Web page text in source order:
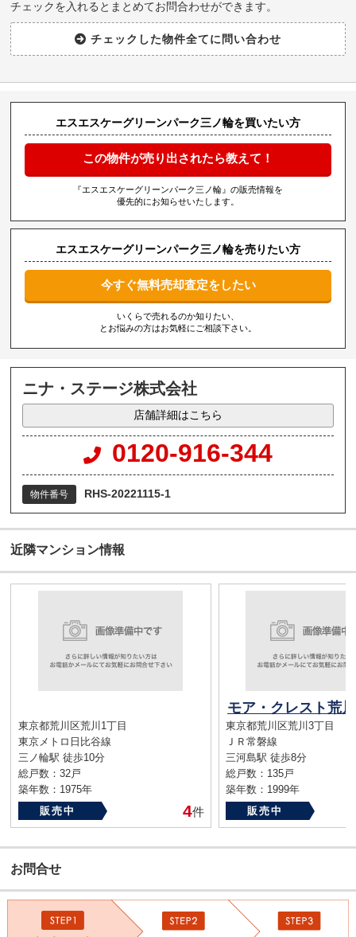
チェックを入れるとまとめてお問合わせができます。
エスエスケーグリーンパーク三ノ輪を買いたい方
この物件が売り出されたら教えて！
『エスエスケーグリーンパーク三ノ輪』の販売情報を
優先的にお知らせいたします。
エスエスケーグリーンパーク三ノ輪を売りたい方
今すぐ無料売却査定をしたい
いくらで売れるのか知りたい、
とお悩みの方はお気軽にご相談下さい。
ニナ・ステージ株式会社
店舗詳細はこちら
0120-916-344
物件番号 RHS-20221115-1
近隣マンション情報
東京都荒川区荒川1丁目
東京メトロ日比谷線
三ノ輪駅 徒歩10分
総戸数：32戸
築年数：1975年
販売中
4件
東京都荒川区荒川3丁目
ＪＲ常磐線
三河島駅 徒歩8分
総戸数：135戸
築年数：1999年
販売中
お問合せ